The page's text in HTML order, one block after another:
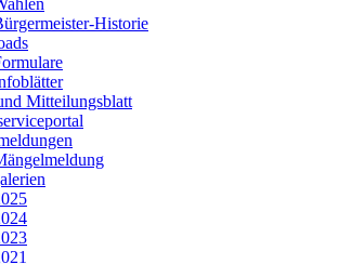
Historie
Mitteilungsblatt